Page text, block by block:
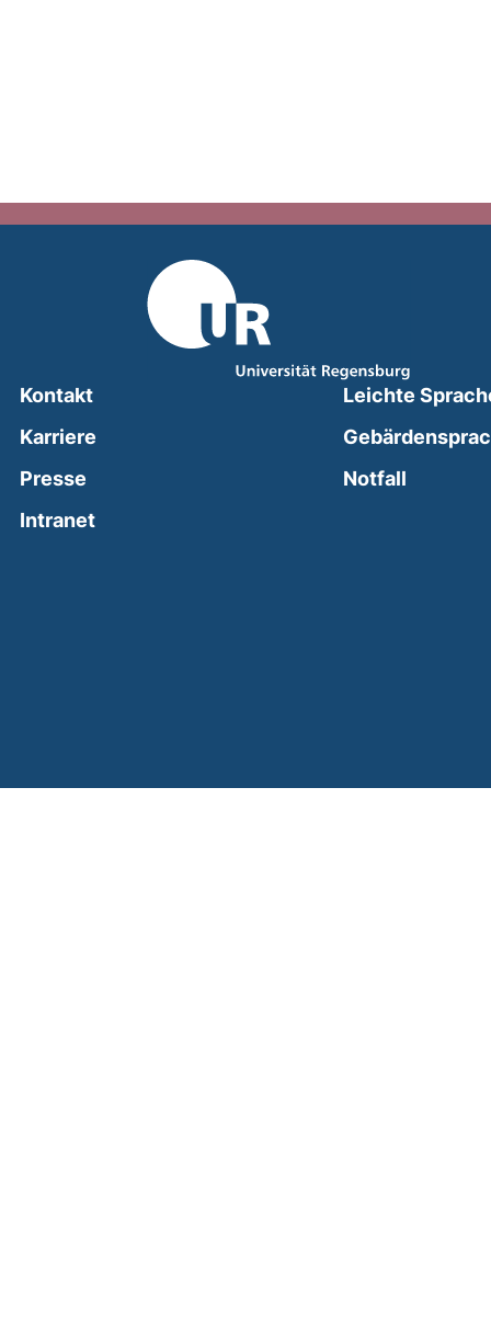
Kontakt
Karriere
Presse
Intranet(external link, opens in a new window)
Leichte
Notfall